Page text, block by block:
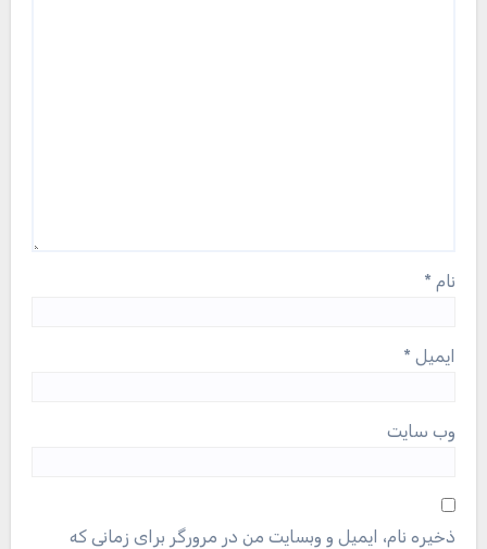
نام *
ایمیل *
وب‌ سایت
ذخیره نام، ایمیل و وبسایت من در مرورگر برای زمانی که